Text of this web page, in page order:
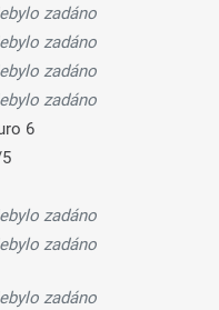
zadáno
zadáno
zadáno
zadáno
6
zadáno
zadáno
zadáno